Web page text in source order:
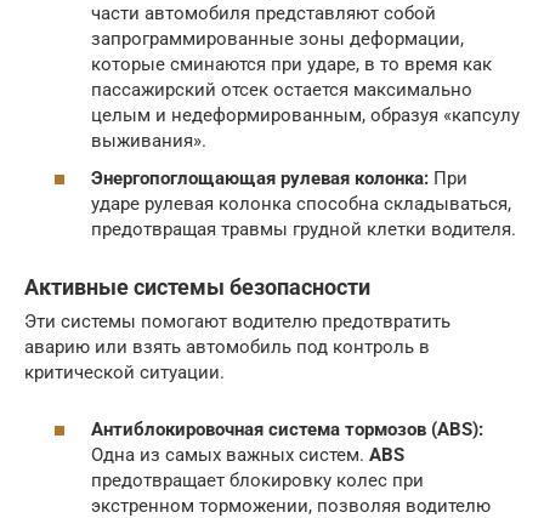
части автомобиля представляют собой
запрограммированные зоны деформации,
которые сминаются при ударе, в то время как
пассажирский отсек остается максимально
целым и недеформированным, образуя «капсулу
выживания».
Энергопоглощающая рулевая колонка: При
ударе рулевая колонка способна складываться,
предотвращая травмы грудной клетки водителя.
Активные системы безопасности
Эти системы помогают водителю предотвратить
аварию или взять автомобиль под контроль в
критической ситуации.
Антиблокировочная система тормозов (ABS):
Одна из самых важных систем. ABS
предотвращает блокировку колес при
экстренном торможении, позволяя водителю